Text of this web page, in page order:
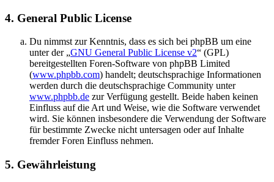
4. General Public License
Du nimmst zur Kenntnis, dass es sich bei phpBB um eine
unter der „GNU General Public License v2“ (GPL)
bereitgestellten Foren-Software von phpBB Limited
(www.phpbb.com) handelt; deutschsprachige Informationen
werden durch die deutschsprachige Community unter
www.phpbb.de zur Verfügung gestellt. Beide haben keinen
Einfluss auf die Art und Weise, wie die Software verwendet
wird. Sie können insbesondere die Verwendung der Software
für bestimmte Zwecke nicht untersagen oder auf Inhalte
fremder Foren Einfluss nehmen.
5. Gewährleistung